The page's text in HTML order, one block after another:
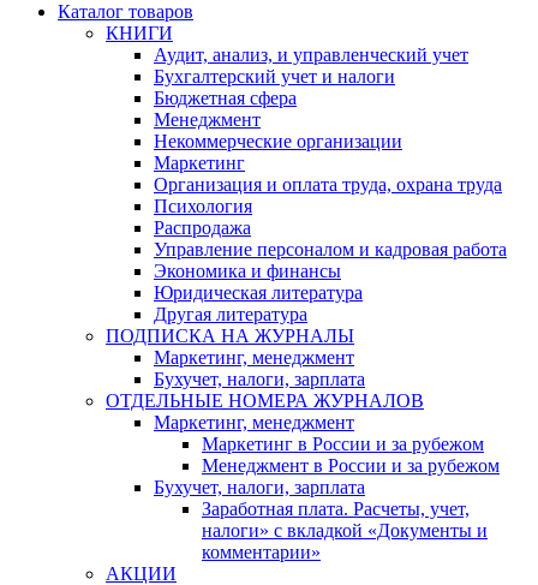
Каталог товаров
КНИГИ
Аудит, анализ, и управленческий учет
Бухгалтерский учет и налоги
Бюджетная сфера
Менеджмент
Некоммерческие организации
Маркетинг
Организация и оплата труда, охрана труда
Психология
Распродажа
Управление персоналом и кадровая работа
Экономика и финансы
Юридическая литература
Другая литература
ПОДПИСКА НА ЖУРНАЛЫ
Маркетинг, менеджмент
Бухучет, налоги, зарплата
ОТДЕЛЬНЫЕ НОМЕРА ЖУРНАЛОВ
Маркетинг, менеджмент
Маркетинг в России и за рубежом
Менеджмент в России и за рубежом
Бухучет, налоги, зарплата
Заработная плата. Расчеты, учет,
налоги» с вкладкой «Документы и
комментарии»
АКЦИИ